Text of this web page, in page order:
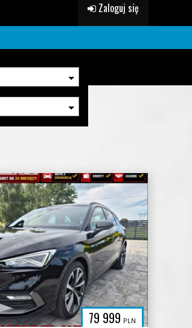
Zaloguj się
79 999 PLN